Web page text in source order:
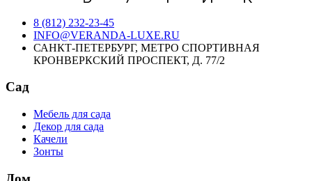
8 (812) 232-23-45
INFO@VERANDA-LUXE.RU
САНКТ-ПЕТЕРБУРГ, МЕТРО СПОРТИВНАЯ
КРОНВЕРКСКИЙ ПРОСПЕКТ, Д. 77/2
Сад
Мебель для сада
Декор для сада
Качели
Зонты